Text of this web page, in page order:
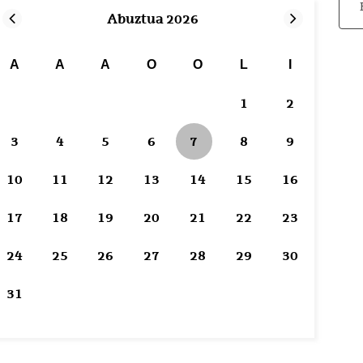
Abuztua 2026
A A A O O L
1 2
3 4 5 6
Gaur da
7 8 9
10 11 12 13 14 15 16
17 18 19 20 21 22 23
24 25 26 27 28 29 30
31